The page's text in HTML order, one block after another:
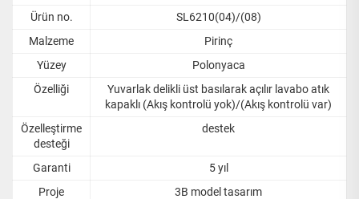
Ürün no.
SL6210(04)/(08)
Malzeme
Pirinç
Yüzey
Polonyaca
Özelliği
Yuvarlak delikli üst basılarak açılır lavabo atık
kapaklı (Akış kontrolü yok)/(Akış kontrolü var)
Özelleştirme
desteği
destek
Garanti
5 yıl
Proje
3B model tasarım